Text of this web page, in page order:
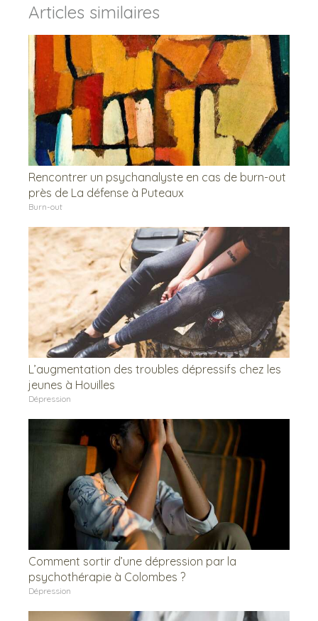
Articles similaires
Rencontrer un psychanalyste en cas de burn-out
près de La défense à Puteaux
Burn-out
L’augmentation des troubles dépressifs chez les
jeunes à Houilles
Dépression
Comment sortir d’une dépression par la
psychothérapie à Colombes ?
Dépression